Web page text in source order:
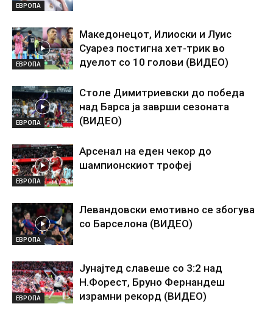
ЕВРОПА
ЕВРОПА
Македонецот, Илиоски и Луис
Суарез постигна хет-трик во
дуелот со 10 голови (ВИДЕО)
ЕВРОПА
Столе Димитриевски до победа
над Барса ја заврши сезоната
(ВИДЕО)
ЕВРОПА
Арсенал на еден чекор до
шампионскиот трофеј
ЕВРОПА
Левандовски емотивно се збогува
со Барселона (ВИДЕО)
ЕВРОПА
Јунајтед славеше со 3:2 над
Н.Форест, Бруно Фернандеш
израмни рекорд (ВИДЕО)